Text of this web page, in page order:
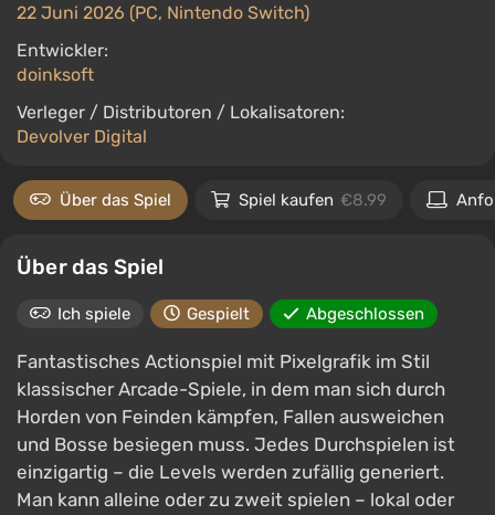
22 Juni 2026 (PC, Nintendo Switch)
Entwickler:
doinksoft
Verleger / Distributoren / Lokalisatoren:
Devolver Digital
Über das Spiel Spiel kaufen €8.99
Über das Spiel
Ich spiele Gespielt Abgeschlossen
Fantastisches Actionspiel mit Pixelgrafik im Stil
klassischer Arcade-Spiele, in dem man sich durch
Horden von Feinden kämpfen, Fallen ausweichen
und Bosse besiegen muss. Jedes Durchspielen ist
einzigartig – die Levels werden zufällig generiert.
Man kann alleine oder zu zweit spielen – lokal oder